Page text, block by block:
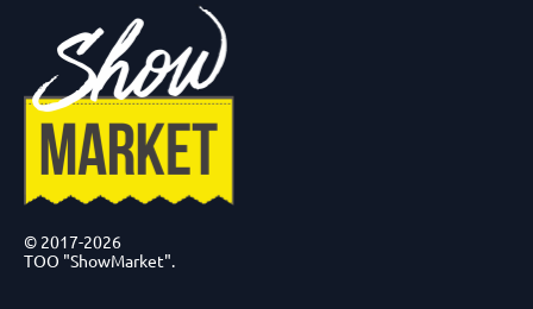
© 2017-2026
ТОО "ShowMarket".